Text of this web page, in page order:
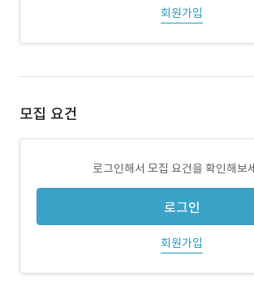
회원가입
모집 요건
로그인해서 모집 요건을 확인해보
로그인
회원가입